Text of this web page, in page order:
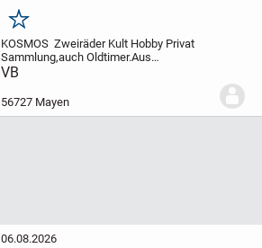
Merken
KOSMOS Zweiräder Kult Hobby Privat
Sammlung,auch Oldtimer.Aus
Altersgründen -bin schon älterer Rentner -
feinen einwandfreien Kosmos Enduro
Super Luxus Mofa 25 Moped...
VB
56727 Mayen
06.08.2026